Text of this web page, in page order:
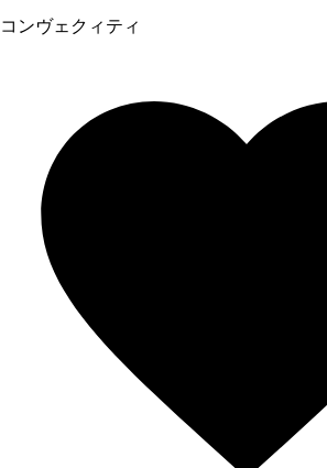
コンヴェクィティ